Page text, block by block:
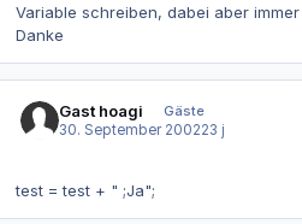
Variable schreiben, dabei aber
Danke
Gast hoagi
Gäste
30. September 200223 j
test = test + " ;Ja";